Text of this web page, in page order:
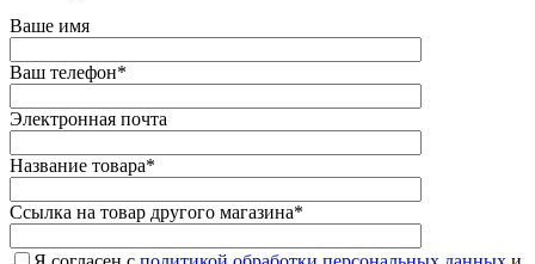
Ваше имя
Ваш телефон*
Электронная почта
Название товара*
Ссылка на товар другого магазина*